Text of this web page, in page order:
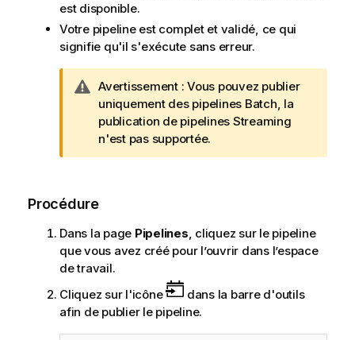
est disponible.
Votre pipeline est complet et validé, ce qui
signifie qu'il s'exécute sans erreur.
N
o
t
e
I
o
m
i
o
n
Avertissement : Vous pouvez publier
uniquement des pipelines Batch, la
publication de pipelines Streaming
n'est pas supportée.
Procédure
Dans la page Pipelines, cliquez sur le pipeline
que vous avez créé pour l’ouvrir dans l’espace
de travail.
Cliquez sur l'icône
dans la barre d'outils
afin de publier le pipeline.